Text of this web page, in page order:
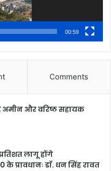
00:59
Comments
अमीन और वरिष्ठ सहायक
लागू होंगे
प्रावधानः डाॅ. धन सिंह रावत